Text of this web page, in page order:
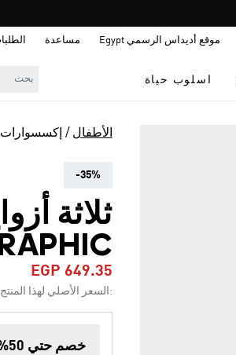
موقع أديداس الرسمي Egypt مساعدة
اسلوب حياة
الأطفال إكسسوارات
-35%
ثلاثة
EGP 649.35
:السعر الأصلي لهذا المنتج
خصم حتي 50%